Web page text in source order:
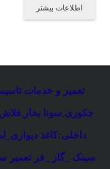
اطلاعات بیشتر
تعمیر و خدمات
جکوزی,سونا بخار ,فلاش
داخلی:کاغذ
سینک _گاز _فر تعمیر